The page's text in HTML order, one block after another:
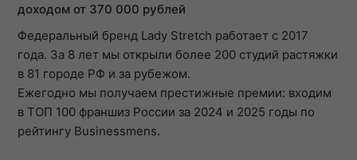
доходом от 370 000 рублей
Федеральный бренд Lady Stretch работает с 2017
года. За 8 лет мы открыли более 200 студий растяжки
в 81 городе РФ и за рубежом.
Ежегодно мы получаем престижные премии: входим
в ТОП 100 франшиз России за 2024 и 2025 годы по
рейтингу Businessmens.